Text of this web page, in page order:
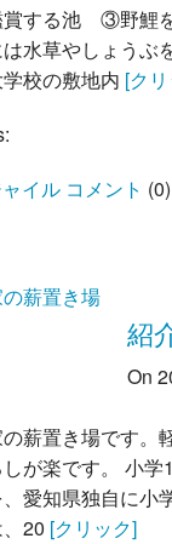
する池 ③野鯉
水草やしょうぶ
校の敷地内 [ク
イル コメント (0)
薪置き場
紹
On
薪置き場です。
が楽です。 小
愛知県独自に小
20 [クリック]